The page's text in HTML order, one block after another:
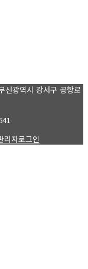
광역시 강서구 공항로
리자로그인